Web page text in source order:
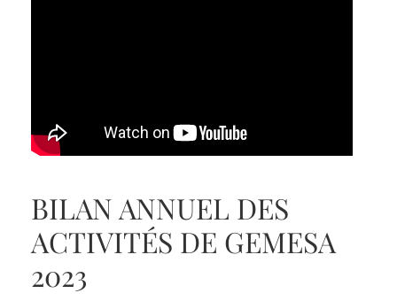
BILAN ANNUEL DES
ACTIVITÉS DE GEMESA
2023